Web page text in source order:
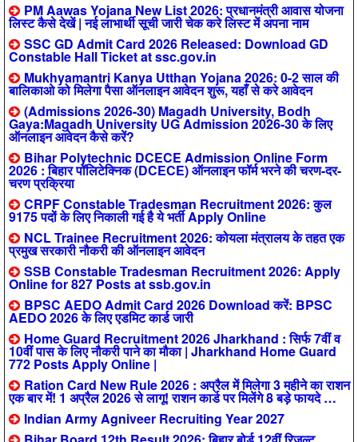
PM Aawas Yojana New List 2026: प्रधानमंत्री आवास योजना
लिस्ट कैसे देखें | नई लाभार्थी सूची जारी चेक करे लिस्ट में अपना नाम
SSC GD Admit Card 2026 Released: Download GD
Constable Hall Ticket at ssc.gov.in
Mukhyamantri Kanya Utthan Yojana 2026: 0-2 साल की
बालिकाओ को मिलेगा पैसा ऑनलाइन आवेदन शुरू, यहाँ से करे आवेदन
(Admissions 2026-30) Magadh University, Bodh
Gaya:Magadh University UG Admission 2026-30 के लिए
ऑनलाइन आवेदन कैसे करें?
Bihar Polytechnic DCECE Admission Online Form
2026 : बिहार पॉलिटेक्निक (DCECE) ऑनलाइन फॉर्म भरने की चरण-दर-
चरण प्रक्रिया
CRPF Constable Tradesman Recruitment 2026: कुल
9175 पदों के लिए निकाली गई है ये भर्ती Apply Online
NCL Trainee Recruitment 2026: कोयला मंत्रालय के तहत एक
प्रमुख सरकारी नौकरी की ऑनलाइन आवेदन
SSB Constable Tradesman Recruitment 2026: Apply
Online for 827 Posts at ssb.gov.in
BPSC AEDO Admit Card 2026 Download करें: BPSC
AEDO 2026 के लिए एडमिट कार्ड जारी
Home Guard Recruitment 2026 Jharkhand : सिर्फ 7वीं व
10वीं पास के लिए नौकरी पाने का मौका | Jharkhand Home Guard
772 Posts Apply Online |
Ration Card New Rule 2026 : अप्रैल में मिलेगा 3 महीने का राशन
एक बार में! 1 अप्रैल 2026 से लागू! राशन कार्ड पर मिलेंगे 8 बड़े फायदे …
Indian Army Agniveer Recruiting Year 2027